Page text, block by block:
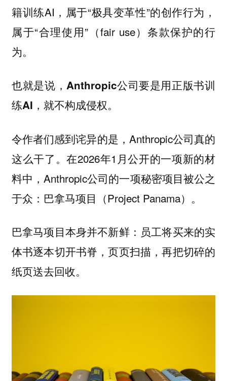
籍训练AI，属于“极具变革性”的创作行为，
属于“合理使用”（fair use）条款保护的行
为。
也就是说，Anthropic公司要是用正版书训
练AI，就不构成侵权。
令作者们感到诧异的是，Anthropic公司真的
这么干了。在2026年1月公开的一项新的材
料中，Anthropic公司的一项秘密项目被公之
于众：巴拿马项目（Project Panama）。
巴拿马项目本身并不新鲜： 员工将买来的实
体书逐本切开书脊，页页扫描 ，再把切碎的
纸页送去回收。